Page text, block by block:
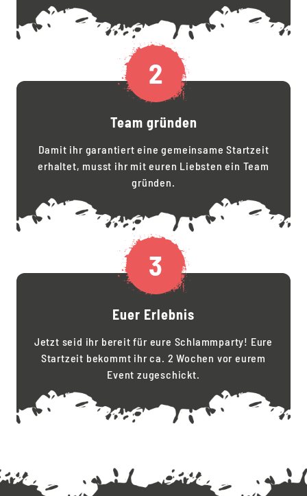
2
Team gründen
Damit ihr garantiert eine gemeinsame Startzeit
erhaltet, musst ihr mit euren Liebsten ein Team
gründen.
3
Euer Erlebnis
Jetzt seid ihr bereit für eure Schlammparty! Eure
Startzeit bekommt ihr ca. 2 Wochen vor eurem
Event zugeschickt.